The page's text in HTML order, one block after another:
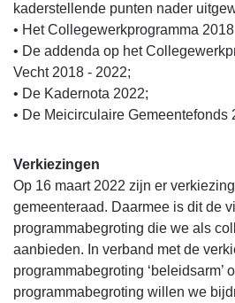
Voorwoord
Voorwoord
kaderstellende punten nader
• Het Collegewerkprogramma
• De addenda op het
Vecht 2018 - 2022;
• De Kadernota 2022;
• De Meicirculaire Gemeentefonds
Verkiezingen
Op 16 maart 2022 zijn er
gemeenteraad. Daarmee is dit de
programmabegroting die we als
aanbieden. In verband met de
programmabegroting ‘beleidsarm’
programmabegroting willen we